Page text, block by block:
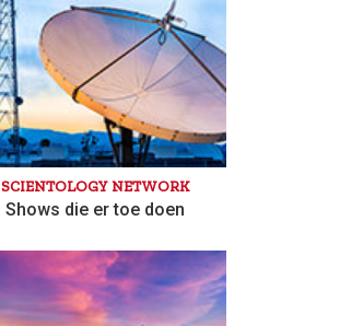
SCIENTOLOGY NETWORK
Shows die er toe doen